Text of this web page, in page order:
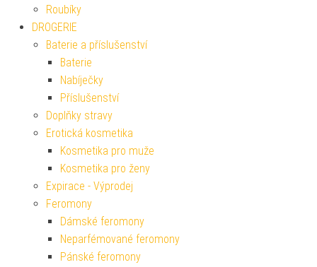
Roubíky
DROGERIE
Baterie a příslušenství
Baterie
Nabíječky
Příslušenství
Doplňky stravy
Erotická kosmetika
Kosmetika pro muže
Kosmetika pro ženy
Expirace - Výprodej
Feromony
Dámské feromony
Neparfémované feromony
Pánské feromony